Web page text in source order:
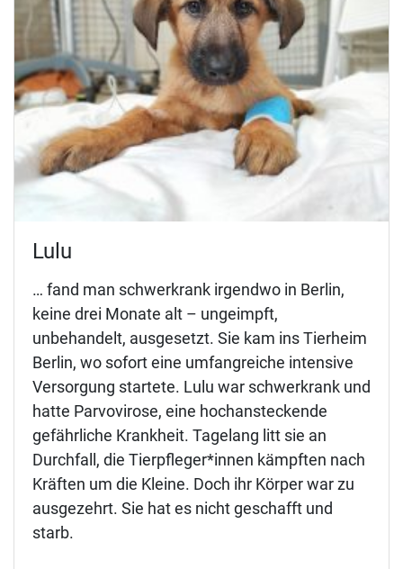
Lulu
… fand man schwerkrank irgendwo in Berlin,
keine drei Monate alt – ungeimpft,
unbehandelt, ausgesetzt. Sie kam ins Tierheim
Berlin, wo sofort eine umfangreiche intensive
Versorgung startete. Lulu war schwerkrank und
hatte Parvovirose, eine hochansteckende
gefährliche Krankheit. Tagelang litt sie an
Durchfall, die Tierpfleger*innen kämpften nach
Kräften um die Kleine. Doch ihr Körper war zu
ausgezehrt. Sie hat es nicht geschafft und
starb.